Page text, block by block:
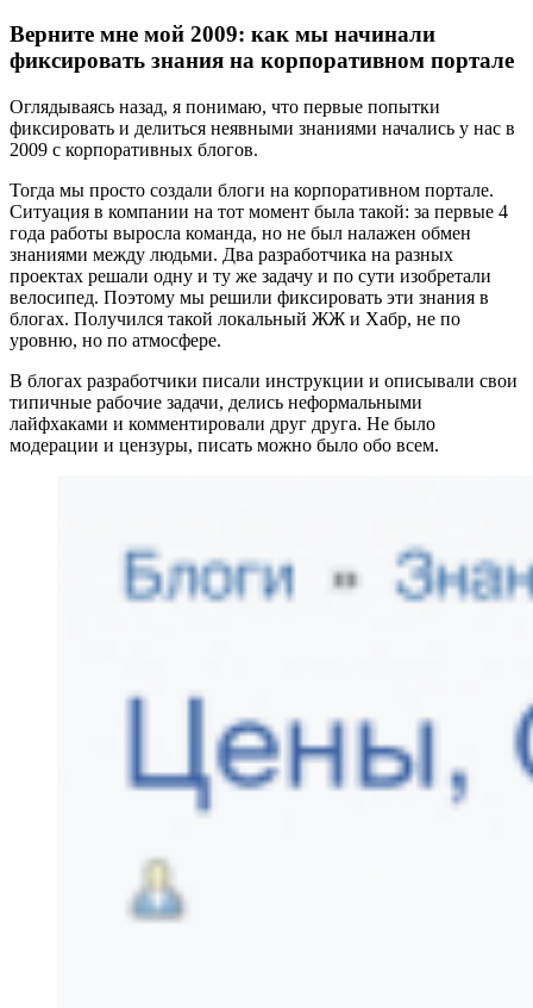
Верните мне мой 2009: как мы начинали
фиксировать знания на корпоративном портале
Оглядываясь назад, я понимаю, что первые попытки
фиксировать и делиться неявными знаниями начались у нас в
2009 с корпоративных блогов.
Тогда мы просто создали блоги на корпоративном портале.
Ситуация в компании на тот момент была такой: за первые 4
года работы выросла команда, но не был налажен обмен
знаниями между людьми. Два разработчика на разных
проектах решали одну и ту же задачу и по сути изобретали
велосипед. Поэтому мы решили фиксировать эти знания в
блогах. Получился такой локальный ЖЖ и Хабр, не по
уровню, но по атмосфере.
В блогах разработчики писали инструкции и описывали свои
типичные рабочие задачи, делись неформальными
лайфхаками и комментировали друг друга. Не было
модерации и цензуры, писать можно было обо всем.